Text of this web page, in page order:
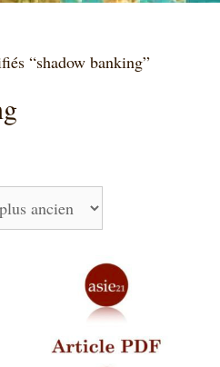
“shadow banking”